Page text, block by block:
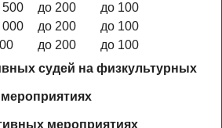
500 до 200
до 100
000 до 200
до 100
до 200
до 100
судей на физкультурных
мероприятиях
мероприятиях